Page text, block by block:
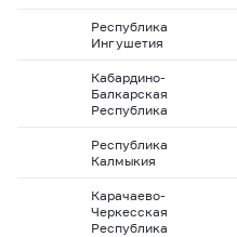
Республика
Ингушетия
Кабардино-
Балкарская
Республика
Республика
Калмыкия
Карачаево-
Черкесская
Республика